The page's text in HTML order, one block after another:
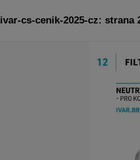
ivar-cs-cenik-2025-cz: strana